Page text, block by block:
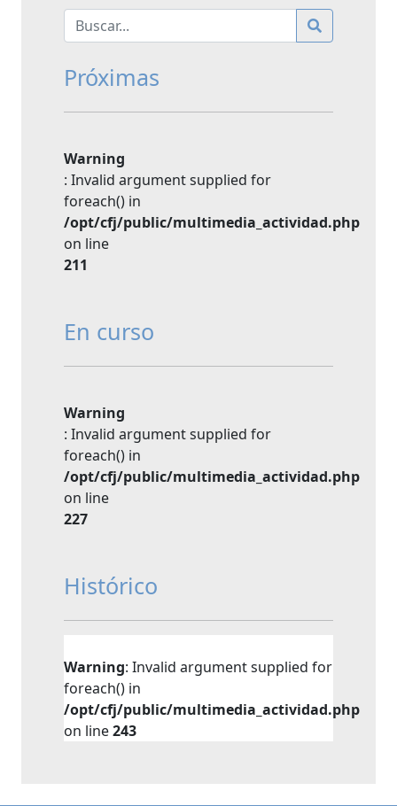
Próximas
Warning
: Invalid argument supplied for
foreach() in
/opt/cfj/public/multimedia_actividad.php
on line
211
En curso
Warning
: Invalid argument supplied for
foreach() in
/opt/cfj/public/multimedia_actividad.php
on line
227
Histórico
Warning: Invalid argument supplied for
foreach() in
/opt/cfj/public/multimedia_actividad.php
on line243